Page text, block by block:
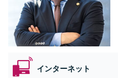
インターネット